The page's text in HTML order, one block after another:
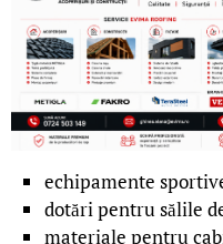
echipamente
dotări pentru sălile
materiale pentru